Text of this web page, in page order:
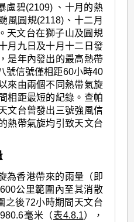
盧碧(2109) 、十月的熱
風圓規(2118)、十二月
天文台在獅子山及圓規
月九日及十月十二日發
是年內發出的最高熱帶
號信號僅相距60小時40
來由兩個不同熱帶氣旋
相距最短的紀錄。查帕
文台曾發出三號強風信
熱帶氣旋均引致天文台
為香港帶來的雨量（即
公里範圍內至其消散
之後72小時期間天文台
毫米（表4.8.1），